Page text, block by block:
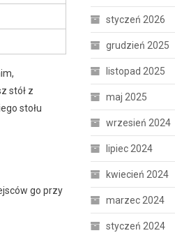
stół z
stołu
go przy
styczeń 2026
grudzień 2025
listopad 2025
maj 2025
wrzesień 2024
lipiec 2024
kwiecień 2024
marzec 2024
styczeń 2024